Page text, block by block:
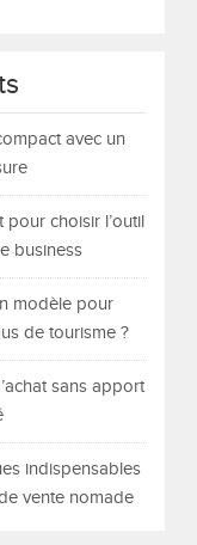
avec un
pour choisir l’outil
business
modèle pour
de tourisme ?
sans apport
indispensables
vente nomade